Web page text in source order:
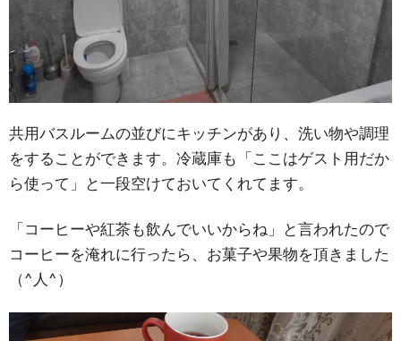
共用バスルームの並びにキッチンがあり、洗い物や調理
をすることができます。冷蔵庫も「ここはゲスト用だか
ら使って」と一段空けておいてくれてます。
「コーヒーや紅茶も飲んでいいからね」と言われたので
コーヒーを淹れに行ったら、お菓子や果物を頂きました
（^人^）